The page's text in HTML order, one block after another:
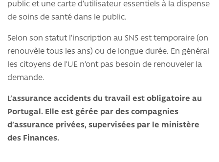
public et une carte d’utilisateur essentiels à la dispense
de soins de santé dans le public.
Selon son statut l’inscription au SNS est temporaire (on
renouvèle tous les ans) ou de longue durée. En général
les citoyens de l’UE n’ont pas besoin de renouveler la
demande.
L’assurance accidents du travail est obligatoire au
Portugal. Elle est gérée par des compagnies
d’assurance privées, supervisées par le ministère
des Finances.